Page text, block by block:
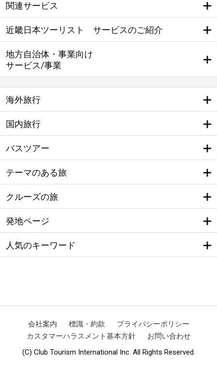
関連サービス
近畿日本ツーリスト サービスのご紹介
地方自治体・事業向け
サービス/事業
海外旅行
国内旅行
バスツアー
テーマのある旅
クルーズの旅
発地ページ
人気のキーワード
会社案内 標識・約款
プライバシーポリシー
カスタマーハラスメント基本方針
お問い合わせ
(C) Club Tourism International Inc. All Rights Reserved.